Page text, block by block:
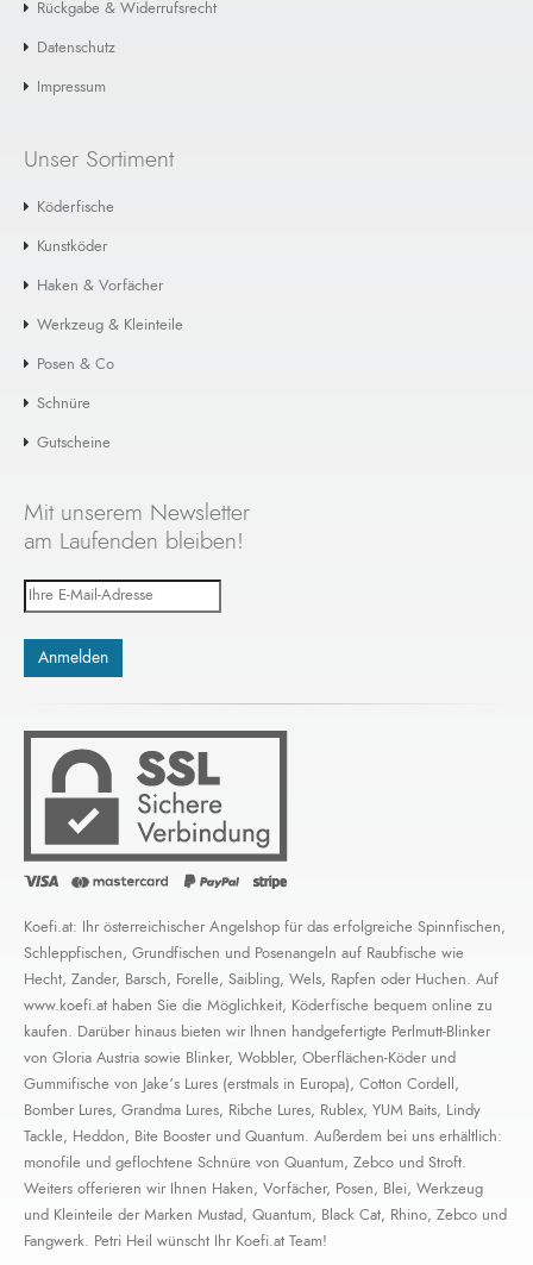
Trotz seines geringen Gewichts ein wahres
€ 8,99
+ Warenkorb
Rückgabe & Widerrufsrecht
Datenschutz
Impressum
Unser Sortiment
Köderfische
Kunstköder
Haken & Vorfächer
Werkzeug & Kleinteile
Posen & Co
Schnüre
Gutscheine
Mit unserem Newsletter
am Laufenden bleiben!
Koefi.at: Ihr österreichischer Angelshop für das erfolgreiche Spinnfischen,
Schleppfischen, Grundfischen und Posenangeln auf Raubfische wie
Hecht, Zander, Barsch, Forelle, Saibling, Wels, Rapfen oder Huchen. Auf
www.koefi.at haben Sie die Möglichkeit, Köderfische bequem online zu
kaufen. Darüber hinaus bieten wir Ihnen handgefertigte Perlmutt-Blinker
von Gloria Austria sowie Blinker, Wobbler, Oberflächen-Köder und
Gummifische von Jake’s Lures (erstmals in Europa), Cotton Cordell,
Bomber Lures, Grandma Lures, Ribche Lures, Rublex, YUM Baits, Lindy
Tackle, Heddon, Bite Booster und Quantum. Außerdem bei uns erhältlich:
monofile und geflochtene Schnüre von Quantum, Zebco und Stroft.
Weiters offerieren wir Ihnen Haken, Vorfächer, Posen, Blei, Werkzeug
und Kleinteile der Marken Mustad, Quantum, Black Cat, Rhino, Zebco und
Fangwerk. Petri Heil wünscht Ihr Koefi.at Team!